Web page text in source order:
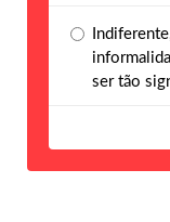
ser tão